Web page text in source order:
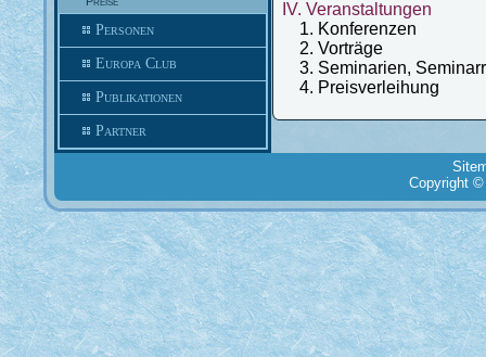
Personen
Europa Club
Publikationen
Partner
IV. Veranstaltungen
1. Konferenzen
2. Vorträge
3. Seminarien,
4. Preisverleihung
Copyright ©